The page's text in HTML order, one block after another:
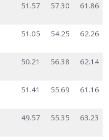
51.57 57.30 61.86
51.05 54.25 62.26
50.21 56.38 62.14
51.41 55.69 61.16
49.57 55.35 63.23